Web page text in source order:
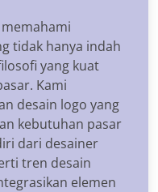
tidak hanya indah
yang kuat
Kami
desain logo yang
kebutuhan pasar
dari desainer
tren desain
elemen